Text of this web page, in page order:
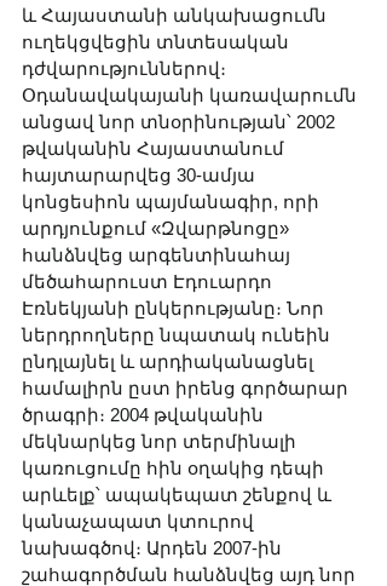
և Հայաստանի անկախացումն
ուղեկցվեցին տնտեսական
դժվարություններով։
Օդանավակայանի կառավարումն
անցավ նոր տնօրինության՝ 2002
թվականին Հայաստանում
հայտարարվեց 30-ամյա
կոնցեսիոն պայմանագիր, որի
արդյունքում «Զվարթնոցը»
հանձնվեց արգենտինահայ
մեծահարուստ Էդուարդո
Էռնեկյանի ընկերությանը։ Նոր
ներդրողները նպատակ ունեին
ընդլայնել և արդիականացնել
համալիրն ըստ իրենց գործարար
ծրագրի։ 2004 թվականին
մեկնարկեց նոր տերմինալի
կառուցումը հին օղակից դեպի
արևելք՝ ապակեպատ շենքով և
կանաչապատ կտուրով
նախագծով։ Արդեն 2007-ին
շահագործման հանձնվեց այդ նոր